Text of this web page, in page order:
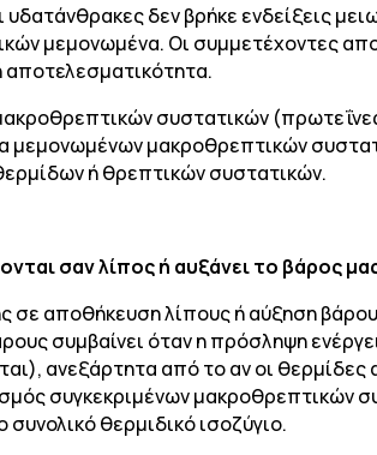
δεν βρήκε ενδείξεις
μεμονωμένα. Οι συμμετέχοντες
συστατικών
μεμονωμένων μακροθρεπτικών
ή θρεπτικών συστατικών.
σαν λίπος ή αυξάνει το βάρος
αποθήκευση λίπους ή αύξηση
συμβαίνει όταν η πρόσληψη
ανεξάρτητα από το αν οι
συγκεκριμένων μακροθρεπτικών
θερμιδικό ισοζύγιο.